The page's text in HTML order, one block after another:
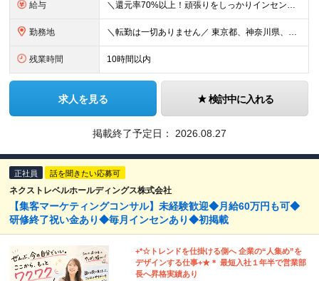
給与 ＼還元率70%以上！頑張りをしっかりインセンティブでも評価します／ ■月給22万円～50万円＋賞与＋インセンティブ ※経験・能力等を考慮の上、優遇いたします。 ※別途、残業代は全額支給します。 ※試
勤務地 ＼転勤は一切ありません／ 東京都、神奈川県、千葉県、埼玉県などの各プロジェクト先。 ※希望を考慮の上、配属プロジェクトを決定します。 【本社】 東京都千代田区丸の内2-2-1 岸本ビルヂング6階
残業時間 10時間以内
求人を見る 検討中に入れる
掲載終了予定日： 2026.08.27
正社員 話を聞きたい応募可
ネクストレベルホールディングス株式会社
【集客マーケティングコンサル】未経験歓迎◆月給60万円も可◆
研修終了祝い金あり◆毎月インセンあり◆初掲載
+*☆トレンドを仕掛ける側へ 企業の“⼈集め”を
デザインする仕事+★＊ 最短⼊社１年半で営業部
⻑へ昇格実績あり